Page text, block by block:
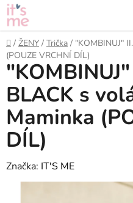
Přejít
na
obsah
Domů
/ ŽENY / Trička / "KOMBINUJ"
(POUZE VRCHNÍ DÍL)
BLACK s
Maminka
DÍL)
Značka: IT'S ME